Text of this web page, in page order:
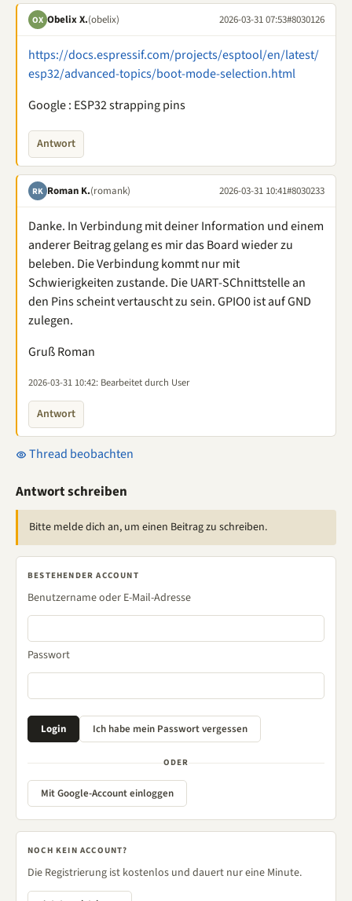
OX Obelix X.(obelix) 2026-03-31 07:53#8030126
https://docs.espressif.com/projects/esptool/en/latest/
esp32/advanced-topics/boot-mode-selection.html
Google : ESP32 strapping pins
Antwort
RK Roman K.(romank) 2026-03-31 10:41#8030233
Danke. In Verbindung mit deiner Information und einem
anderer Beitrag gelang es mir das Board wieder zu
beleben. Die Verbindung kommt nur mit
Schwierigkeiten zustande. Die UART-SChnittstelle an
den Pins scheint vertauscht zu sein. GPIO0 ist auf GND
zulegen.
Gruß Roman
2026-03-31 10:42: Bearbeitet durch User
Antwort
Thread beobachten
Antwort schreiben
Bitte melde dich an, um einen Beitrag zu schreiben.
BESTEHENDER ACCOUNT
Benutzername oder E-Mail-Adresse
Passwort
ODER
Mit Google-Account einloggen
NOCH KEIN ACCOUNT?
Die Registrierung ist kostenlos und dauert nur eine Minute.